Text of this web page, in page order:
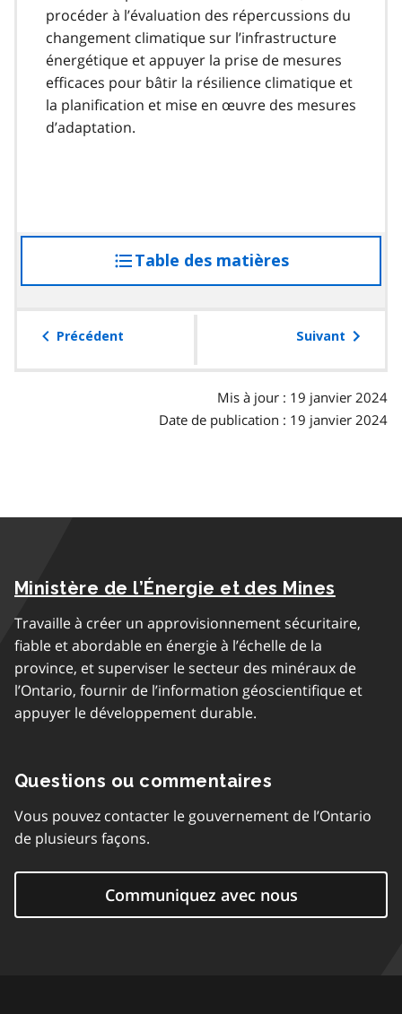
procéder à l’évaluation des répercussions du
changement climatique sur l’infrastructure
énergétique et appuyer la prise de mesures
efficaces pour bâtir la résilience climatique et
la planification et mise en œuvre des mesures
d’adaptation.
Table des matières
à
table
Précédent Suivant
Mis à jour : 19 janvier 2024
Date de publication : 19 janvier 2024
Ministère de l’Énergie et des Mines
Travaille à créer un approvisionnement sécuritaire,
fiable et abordable en énergie à l’échelle de la
province, et superviser le secteur des minéraux de
l’Ontario, fournir de l’information géoscientifique et
appuyer le développement durable.
Questions ou commentaires
Vous pouvez contacter le gouvernement de l’Ontario
de plusieurs façons.
Communiquez avec nous